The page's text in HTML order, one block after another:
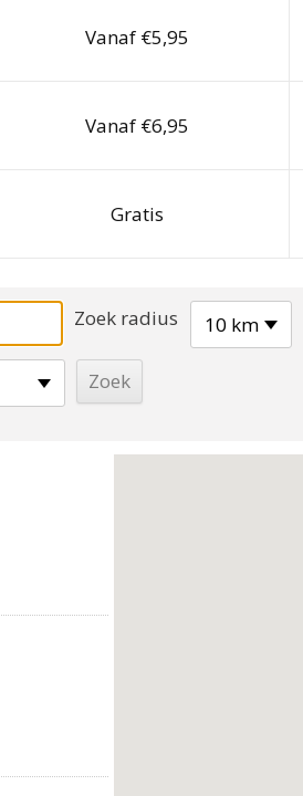
Vanaf €5,95
Vanaf €6,95
Gratis
Zoek radius 10 km